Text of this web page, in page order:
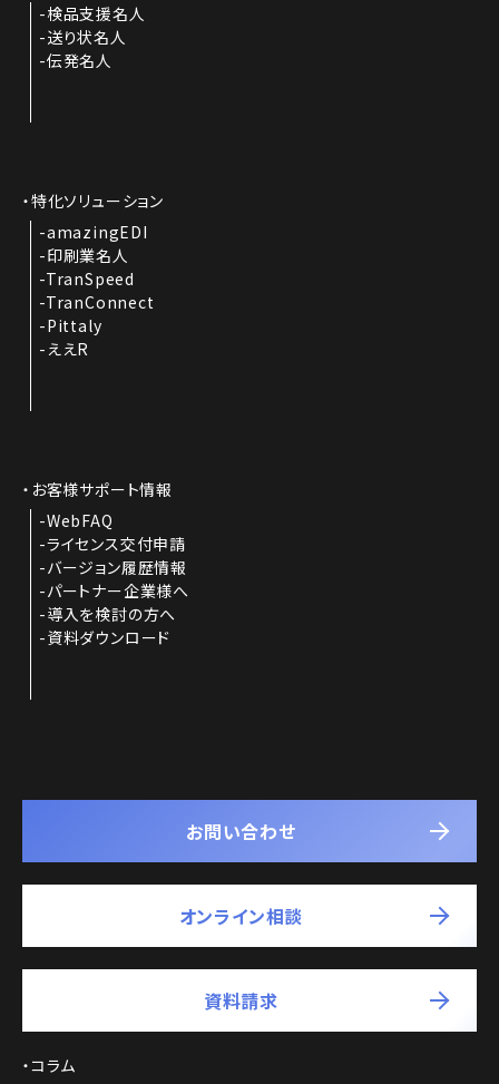
検品支援名人
送り状名人
伝発名人
特化ソリューション
amazingEDI
印刷業名人
TranSpeed
TranConnect
Pittaly
ええR
お客様サポート情報
WebFAQ
ライセンス交付申請
バージョン履歴情報
パートナー企業様へ
導入を検討の方へ
資料ダウンロード
お問い合わせ
オンライン相談
資料請求
コラム